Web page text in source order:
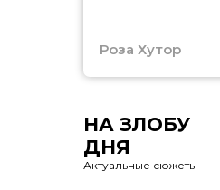
Роза Хутор
НА ЗЛОБУ
ДНЯ
Актуальные сюжеты